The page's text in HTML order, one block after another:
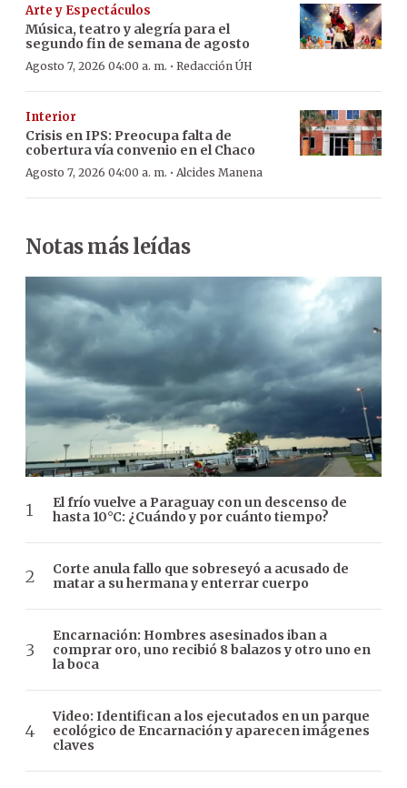
Arte y Espectáculos
Música, teatro y alegría para el
segundo fin de semana de agosto
Agosto 7, 2026 04:00 a. m. · Redacción ÚH
Interior
Crisis en IPS: Preocupa falta de
cobertura vía convenio en el Chaco
Agosto 7, 2026 04:00 a. m. · Alcides Manena
Notas más leídas
El frío vuelve a Paraguay con un descenso de
hasta 10°C: ¿Cuándo y por cuánto tiempo?
Corte anula fallo que sobreseyó a acusado de
matar a su hermana y enterrar cuerpo
Encarnación: Hombres asesinados iban a
comprar oro, uno recibió 8 balazos y otro uno en
la boca
Video: Identifican a los ejecutados en un parque
ecológico de Encarnación y aparecen imágenes
claves